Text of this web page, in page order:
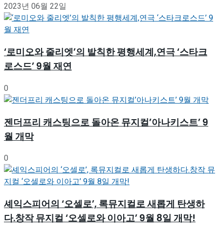
2023년 06월 22일
‘로미오와 줄리엣’의 발칙한 평행세계,연극 ‘스타크
로스드’ 9월 재연
0
젠더프리 캐스팅으로 돌아온 뮤지컬’아나키스트’ 9
월 개막
0
셰익스피어의 ‘오셀로’, 록뮤지컬로 새롭게 탄생하
다.창작 뮤지컬 ‘오셀로와 이아고’ 9월 8일 개막!